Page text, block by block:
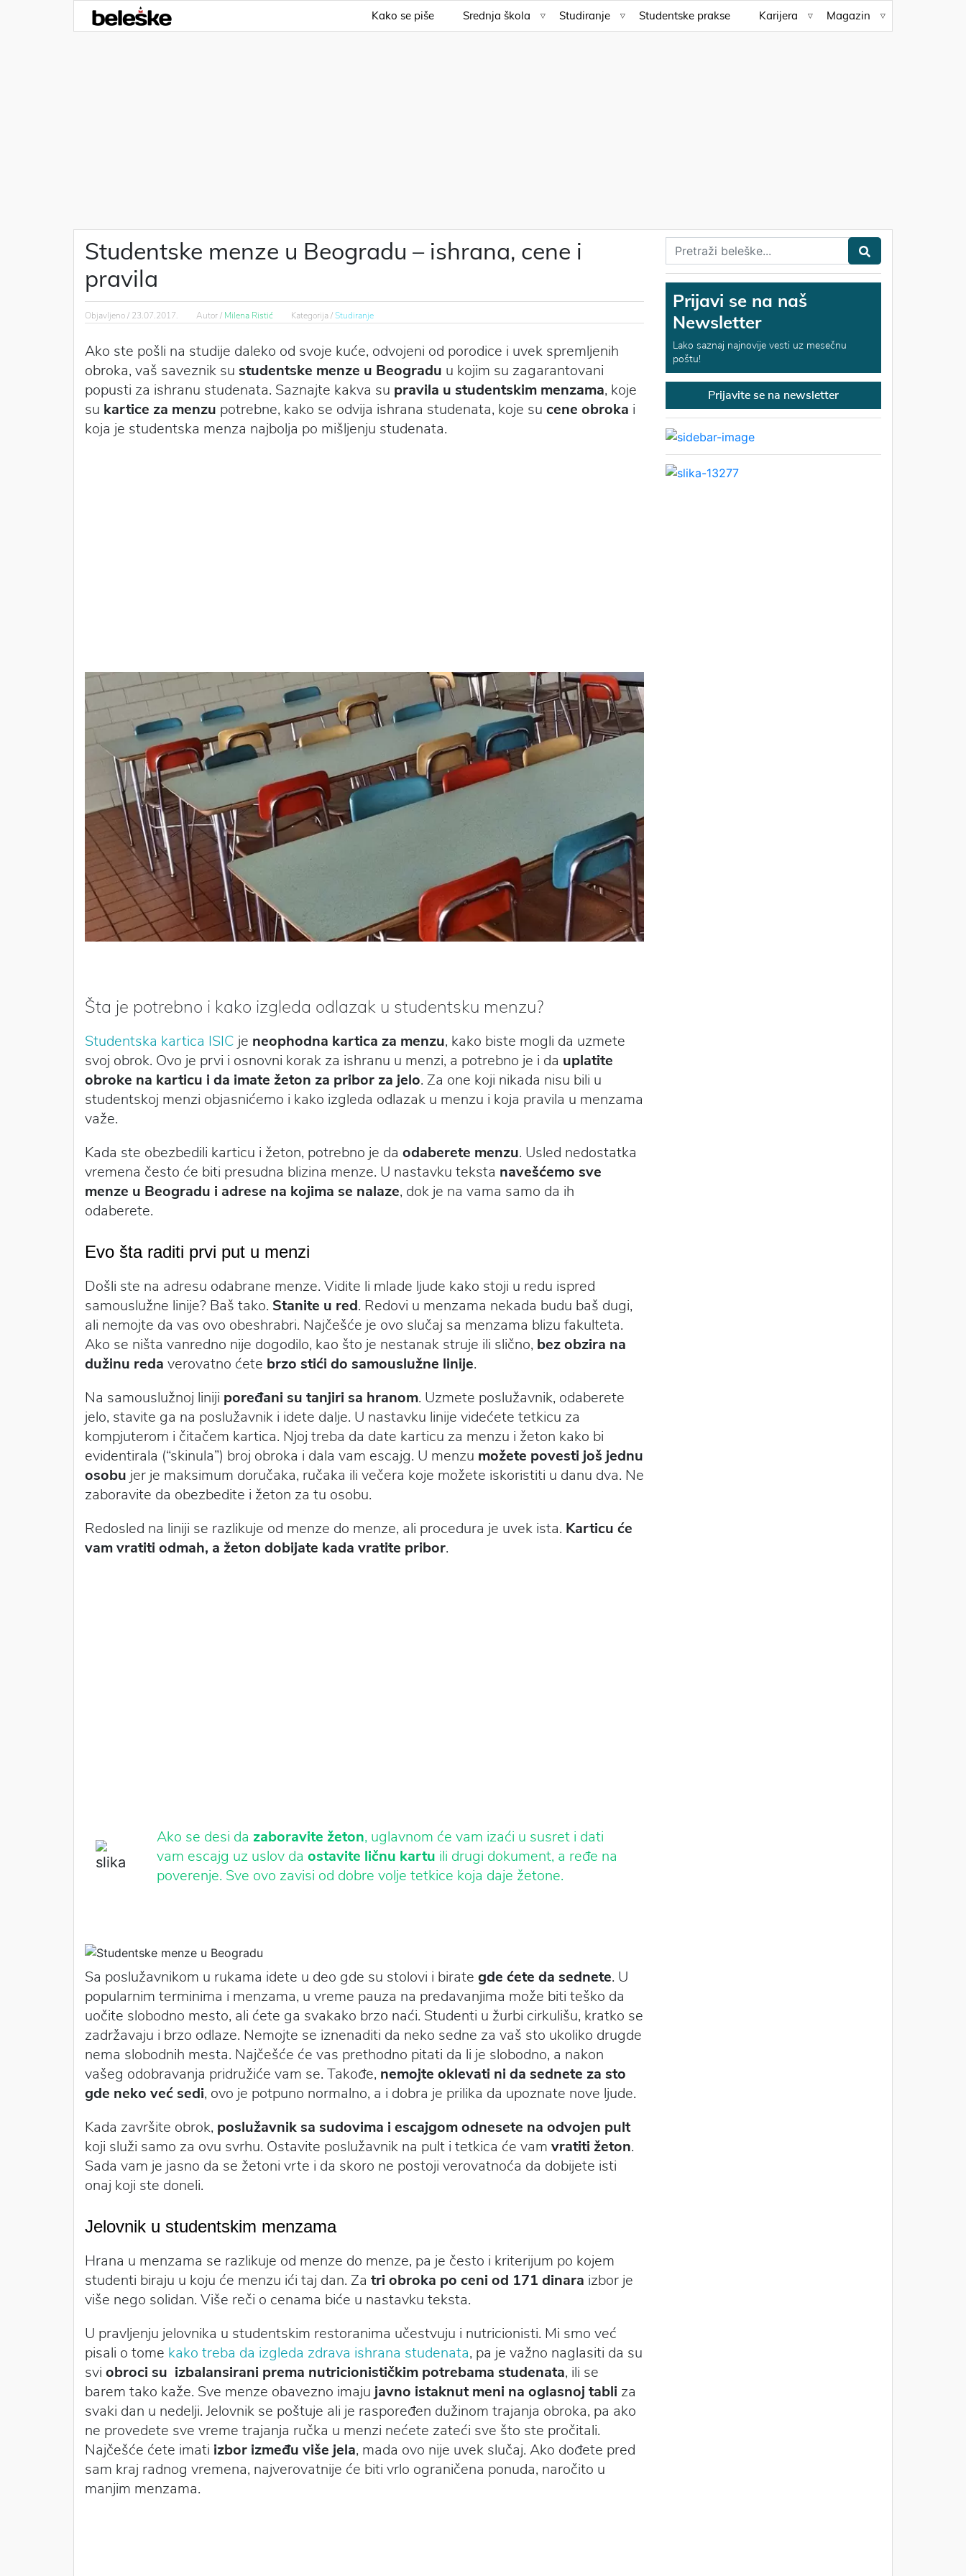
Kako se piše Srednja škola Studiranje Studentske prakse Karijera Magazin
Studentske menze u Beogradu – ishrana, cene i
pravila
Objavljeno / 23.07.2017. Autor / Milena Ristić Kategorija /Studiranje
Ako ste pošli na studije daleko od svoje kuće, odvojeni od porodice i uvek spremljenih
obroka, vaš saveznik su studentske menze u Beogradu u kojim su zagarantovani
popusti za ishranu studenata. Saznajte kakva su pravila u studentskim menzama, koje
su kartice za menzu potrebne, kako se odvija ishrana studenata, koje su cene obroka i
koja je studentska menza najbolja po mišljenju studenata.
Šta je potrebno i kako izgleda odlazak u studentsku menzu?
Studentska kartica ISIC je neophodna kartica za menzu, kako biste mogli da uzmete
svoj obrok. Ovo je prvi i osnovni korak za ishranu u menzi, a potrebno je i da uplatite
obroke na karticu i da imate žeton za pribor za jelo. Za one koji nikada nisu bili u
studentskoj menzi objasnićemo i kako izgleda odlazak u menzu i koja pravila u menzama
važe.
Kada ste obezbedili karticu i žeton, potrebno je da odaberete menzu. Usled nedostatka
vremena često će biti presudna blizina menze. U nastavku teksta navešćemo sve
menze u Beogradu i adrese na kojima se nalaze, dok je na vama samo da ih
odaberete.
Evo šta raditi prvi put u menzi
Došli ste na adresu odabrane menze. Vidite li mlade ljude kako stoji u redu ispred
samouslužne linije? Baš tako. Stanite u red. Redovi u menzama nekada budu baš dugi,
ali nemojte da vas ovo obeshrabri. Najčešće je ovo slučaj sa menzama blizu fakulteta.
Ako se ništa vanredno nije dogodilo, kao što je nestanak struje ili slično, bez obzira na
dužinu reda verovatno ćete brzo stići do samouslužne linije.
Na samouslužnoj liniji poređani su tanjiri sa hranom. Uzmete poslužavnik, odaberete
jelo, stavite ga na poslužavnik i idete dalje. U nastavku linije videćete tetkicu za
kompjuterom i čitačem kartica. Njoj treba da date karticu za menzu i žeton kako bi
evidentirala (“skinula”) broj obroka i dala vam escajg. U menzu možete povesti još jednu
osobu jer je maksimum doručaka, ručaka ili večera koje možete iskoristiti u danu dva. Ne
zaboravite da obezbedite i žeton za tu osobu.
Redosled na liniji se razlikuje od menze do menze, ali procedura je uvek ista. Karticu će
vam vratiti odmah, a žeton dobijate kada vratite pribor.
Ako se desi da zaboravite žeton, uglavnom će vam izaći u susret i dati
vam escajg uz uslov da ostavite ličnu kartu ili drugi dokument, a ređe na
poverenje. Sve ovo zavisi od dobre volje tetkice koja daje žetone.
Sa poslužavnikom u rukama idete u deo gde su stolovi i birate gde ćete da sednete. U
popularnim terminima i menzama, u vreme pauza na predavanjima može biti teško da
uočite slobodno mesto, ali ćete ga svakako brzo naći. Studenti u žurbi cirkulišu, kratko se
zadržavaju i brzo odlaze. Nemojte se iznenaditi da neko sedne za vaš sto ukoliko drugde
nema slobodnih mesta. Najčešće će vas prethodno pitati da li je slobodno, a nakon
vašeg odobravanja pridružiće vam se. Takođe, nemojte oklevati ni da sednete za sto
gde neko već sedi, ovo je potpuno normalno, a i dobra je prilika da upoznate nove ljude.
Kada završite obrok, poslužavnik sa sudovima i escajgom odnesete na odvojen pult
koji služi samo za ovu svrhu. Ostavite poslužavnik na pult i tetkica će vam vratiti žeton.
Sada vam je jasno da se žetoni vrte i da skoro ne postoji verovatnoća da dobijete isti
onaj koji ste doneli.
Jelovnik u studentskim menzama
Hrana u menzama se razlikuje od menze do menze, pa je često i kriterijum po kojem
studenti biraju u koju će menzu ići taj dan. Za tri obroka po ceni od 171 dinara izbor je
više nego solidan. Više reči o cenama biće u nastavku teksta.
U pravljenju jelovnika u studentskim restoranima učestvuju i nutricionisti. Mi smo već
pisali o tome kako treba da izgleda zdrava ishrana studenata, pa je važno naglasiti da su
svi obroci su izbalansirani prema nutricionističkim potrebama studenata, ili se
barem tako kaže. Sve menze obavezno imaju javno istaknut meni na oglasnoj tabli za
svaki dan u nedelji. Jelovnik se poštuje ali je raspoređen dužinom trajanja obroka, pa ako
ne provedete sve vreme trajanja ručka u menzi nećete zateći sve što ste pročitali.
Najčešće ćete imati izbor između više jela, mada ovo nije uvek slučaj. Ako dođete pred
sam kraj radnog vremena, najverovatnije će biti vrlo ograničena ponuda, naročito u
manjim menzama.
Prijavi se na naš
Newsletter
Lako saznaj najnovije vesti uz mesečnu
poštu!
Prijavite se na newsletter